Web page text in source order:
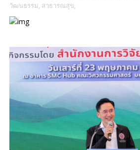
วัฒนธรรม​, สาธารณสุข,